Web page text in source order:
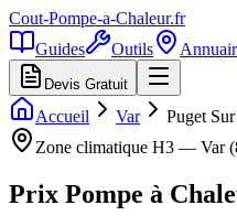
Cout-Pompe-a-Chaleur.fr
Guides
Outils
Devis Gratuit
Accueil Var
Puget
Zone climatique H3 — Var(
Prix Pompe à